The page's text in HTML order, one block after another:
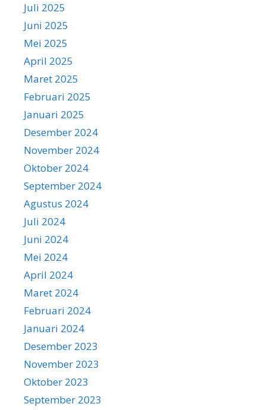
Juli 2025
Juni 2025
Mei 2025
April 2025
Maret 2025
Februari 2025
Januari 2025
Desember 2024
November 2024
Oktober 2024
September 2024
Agustus 2024
Juli 2024
Juni 2024
Mei 2024
April 2024
Maret 2024
Februari 2024
Januari 2024
Desember 2023
November 2023
Oktober 2023
September 2023